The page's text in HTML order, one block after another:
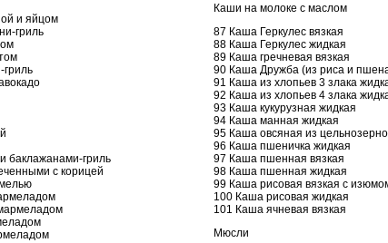
и яйцом
гриль
гриль
баклажанами-гриль
с корицей
Каши на молоке с маслом
87 Каша Геркулес вязкая
88 Каша Геркулес жидкая
89 Каша гречневая вязкая
90 Каша Дружба (из риса и
91 Каша из хлопьев 3 злака
92 Каша из хлопьев 4 злака
93 Каша кукурузная жидкая
94 Каша манная жидкая
95 Каша овсяная из
96 Каша пшеничка жидкая
97 Каша пшенная вязкая
98 Каша пшенная жидкая
99 Каша рисовая вязкая с
100 Каша рисовая жидкая
101 Каша ячневая вязкая
Мюсли